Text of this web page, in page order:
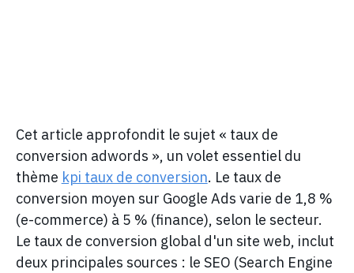
Cet article approfondit le sujet « taux de
conversion adwords », un volet essentiel du
thème kpi taux de conversion. Le taux de
conversion moyen sur Google Ads varie de 1,8 %
(e-commerce) à 5 % (finance), selon le secteur.
Le taux de conversion global d'un site web, inclut
deux principales sources : le SEO (Search Engine